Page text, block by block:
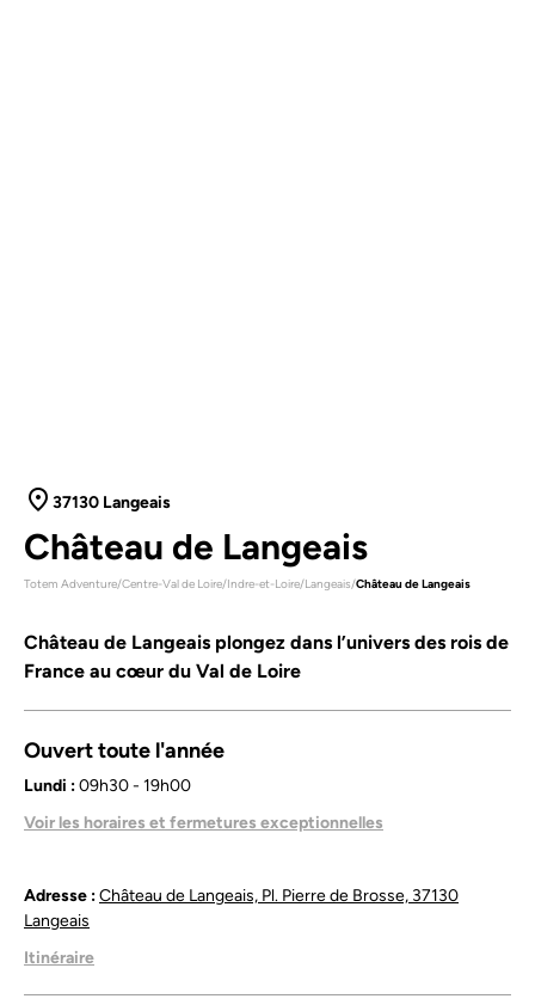
37130 Langeais
Château de Langeais
Totem Adventure/Centre-Val de Loire/Indre-et-Loire/Langeais/Château de Langeais
Château de Langeais plongez dans l’univers des rois de
France au cœur du Val de Loire
Ouvert toute l'année
Lundi :09h30 - 19h00
Mercredi :09h30 - 19h00
Vendredi :09h30 - 19h00
Samedi :
Dimanche :
La dernière admission est autorisée une heure avant la
Voir les horaires et fermetures exceptionnelles
Adresse :Château de Langeais, Pl. Pierre de Brosse, 37130
Langeais
Itinéraire